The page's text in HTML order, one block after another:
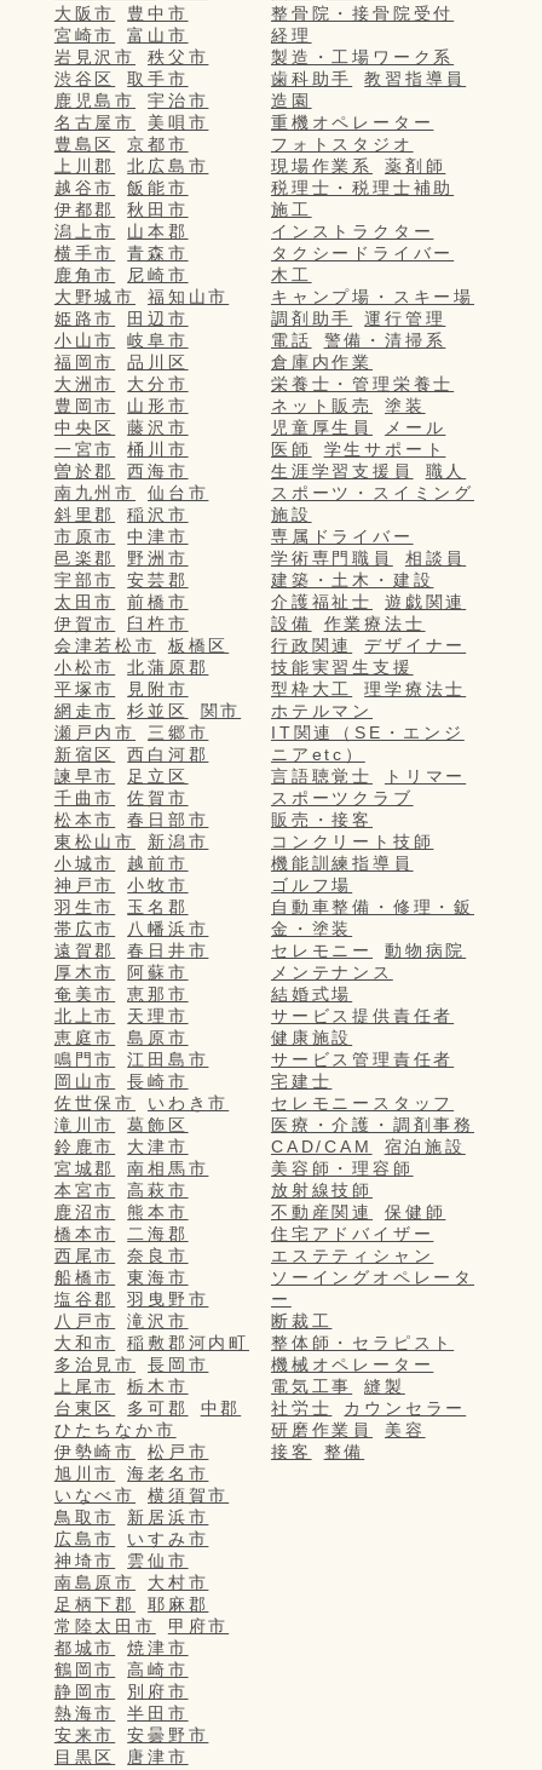
大阪市
豊中市
宮崎市
富山市
岩見沢市
秩父市
渋谷区
取手市
鹿児島市
宇治市
名古屋市
美唄市
豊島区
京都市
上川郡
北広島市
越谷市
飯能市
伊都郡
秋田市
潟上市
山本郡
横手市
青森市
鹿角市
尼崎市
大野城市
福知山市
姫路市
田辺市
小山市
岐阜市
福岡市
品川区
大洲市
大分市
豊岡市
山形市
中央区
藤沢市
一宮市
桶川市
曽於郡
西海市
南九州市
仙台市
斜里郡
稲沢市
市原市
中津市
邑楽郡
野洲市
宇部市
安芸郡
太田市
前橋市
伊賀市
臼杵市
会津若松市
板橋区
小松市
北蒲原郡
平塚市
見附市
網走市
杉並区
関市
瀬戸内市
三郷市
新宿区
西白河郡
諫早市
足立区
千曲市
佐賀市
松本市
春日部市
東松山市
新潟市
小城市
越前市
神戸市
小牧市
羽生市
玉名郡
帯広市
八幡浜市
遠賀郡
春日井市
厚木市
阿蘇市
奄美市
恵那市
北上市
天理市
恵庭市
島原市
鳴門市
江田島市
岡山市
長崎市
佐世保市
いわき市
滝川市
葛飾区
鈴鹿市
大津市
宮城郡
南相馬市
本宮市
高萩市
鹿沼市
熊本市
橋本市
二海郡
西尾市
奈良市
船橋市
東海市
塩谷郡
羽曳野市
八戸市
滝沢市
大和市
稲敷郡河内町
多治見市
長岡市
上尾市
栃木市
台東区
多可郡
中郡
ひたちなか市
伊勢崎市
松戸市
旭川市
海老名市
いなべ市
横須賀市
鳥取市
新居浜市
広島市
いすみ市
神埼市
雲仙市
南島原市
大村市
足柄下郡
耶麻郡
常陸太田市
甲府市
都城市
焼津市
鶴岡市
高崎市
静岡市
別府市
熱海市
半田市
安来市
安曇野市
目黒区
唐津市
整骨院・接骨院受付
経理
製造・工場ワーク系
歯科助手
教習指導員
造園
重機オペレーター
フォトスタジオ
現場作業系
薬剤師
税理士・税理士補助
施工
インストラクター
タクシードライバー
木工
キャンプ場・スキー場
調剤助手
運行管理
電話
警備・清掃系
倉庫内作業
栄養士・管理栄養士
ネット販売
塗装
児童厚生員
メール
医師
学生サポート
生涯学習支援員
職人
スポーツ・スイミング
施設
専属ドライバー
学術専門職員
相談員
建築・土木・建設
介護福祉士
遊戯関連
設備
作業療法士
行政関連
デザイナー
技能実習生支援
型枠大工
理学療法士
ホテルマン
IT関連（SE・エンジ
ニアetc）
言語聴覚士
トリマー
スポーツクラブ
販売・接客
コンクリート技師
機能訓練指導員
ゴルフ場
自動車整備・修理・鈑
金・塗装
セレモニー
動物病院
メンテナンス
結婚式場
サービス提供責任者
健康施設
サービス管理責任者
宅建士
セレモニースタッフ
医療・介護・調剤事務
CAD/CAM
宿泊施設
美容師・理容師
放射線技師
不動産関連
保健師
住宅アドバイザー
エステティシャン
ソーイングオペレータ
ー
断裁工
整体師・セラピスト
機械オペレーター
電気工事
縫製
社労士
カウンセラー
研磨作業員
美容
接客
整備